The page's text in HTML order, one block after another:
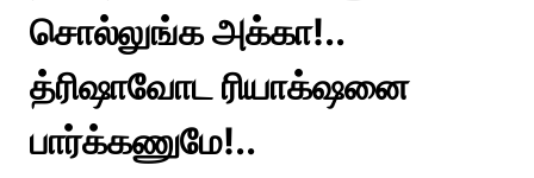
Television
Reviews
Photos
Story
சொல்லுங்க அக்கா!..
த்ரிஷாவோட ரியாக்‌ஷனை
பார்க்கணுமே!..